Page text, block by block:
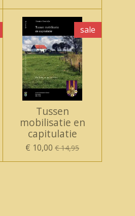
sale
Tussen
mobilisatie en
capitulatie
€ 10,00 € 14,95